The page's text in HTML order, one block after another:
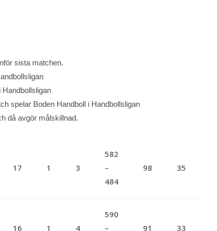
sista matchen.
Handbollsligan
spelar Boden Handboll i Handbollsligan
då avgör målskillnad.
17 1 3
582
–
484
98 35
16 1 4
590
–
91 33